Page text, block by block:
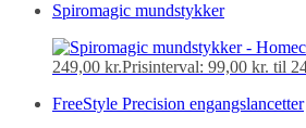
Spiromagic mundstykker
249,00 kr.Prisinterval: 99,00 kr. til
FreeStyle Precision engangslancetter